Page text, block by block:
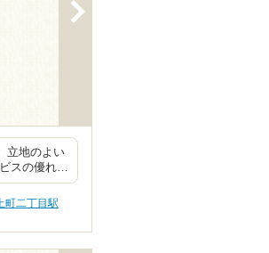
立地のよい
スの優れ…
町二丁目駅